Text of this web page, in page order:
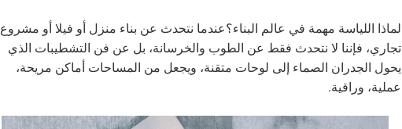
لماذا اللياسة مهمة في عالم البناء؟عندما نتحدث عن بناء منزل أو فيلا أو مشروع
تجاري، فإننا لا نتحدث فقط عن الطوب والخرسانة، بل عن فن التشطيبات الذي
يحول الجدران الصماء إلى لوحات متقنة، ويجعل من المساحات أماكن مريحة،
عملية، وراقية.